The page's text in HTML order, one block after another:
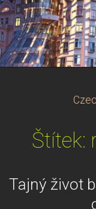
Štítek:
Tajný život